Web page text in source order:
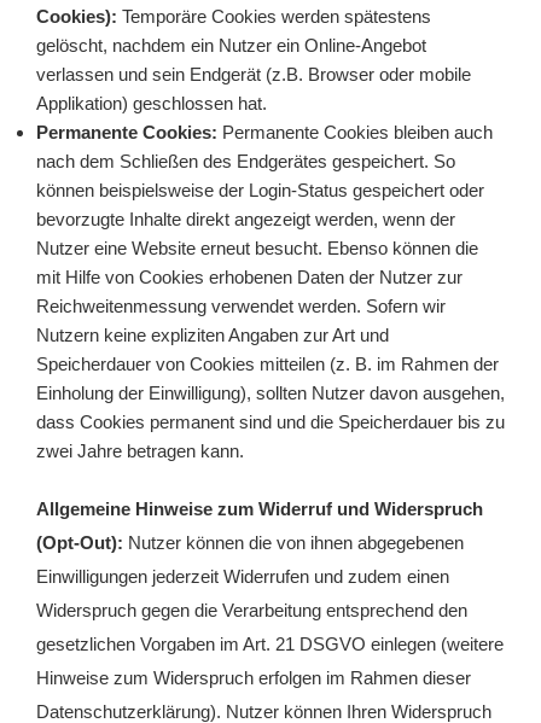
Cookies): Temporäre Cookies werden spätestens
gelöscht, nachdem ein Nutzer ein Online-Angebot
verlassen und sein Endgerät (z.B. Browser oder mobile
Applikation) geschlossen hat.
Permanente Cookies: Permanente Cookies bleiben auch
nach dem Schließen des Endgerätes gespeichert. So
können beispielsweise der Login-Status gespeichert oder
bevorzugte Inhalte direkt angezeigt werden, wenn der
Nutzer eine Website erneut besucht. Ebenso können die
mit Hilfe von Cookies erhobenen Daten der Nutzer zur
Reichweitenmessung verwendet werden. Sofern wir
Nutzern keine expliziten Angaben zur Art und
Speicherdauer von Cookies mitteilen (z. B. im Rahmen der
Einholung der Einwilligung), sollten Nutzer davon ausgehen,
dass Cookies permanent sind und die Speicherdauer bis zu
zwei Jahre betragen kann.
Allgemeine Hinweise zum Widerruf und Widerspruch
(Opt-Out): Nutzer können die von ihnen abgegebenen
Einwilligungen jederzeit Widerrufen und zudem einen
Widerspruch gegen die Verarbeitung entsprechend den
gesetzlichen Vorgaben im Art. 21 DSGVO einlegen (weitere
Hinweise zum Widerspruch erfolgen im Rahmen dieser
Datenschutzerklärung). Nutzer können Ihren Widerspruch